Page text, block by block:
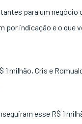
para um negócio
por indicação e o que
1 milhão, Cris e
esse R$ 1